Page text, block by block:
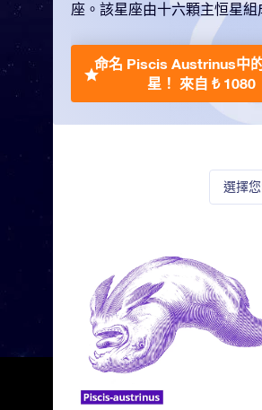
選擇
座。該星座由十六顆主恒星組
命名 Piscis Austrinus中
星！ 來自 ₺ 1080